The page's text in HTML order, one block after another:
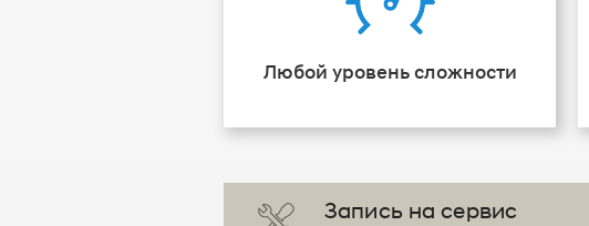
Любой уровень сложности
Запись на сервис